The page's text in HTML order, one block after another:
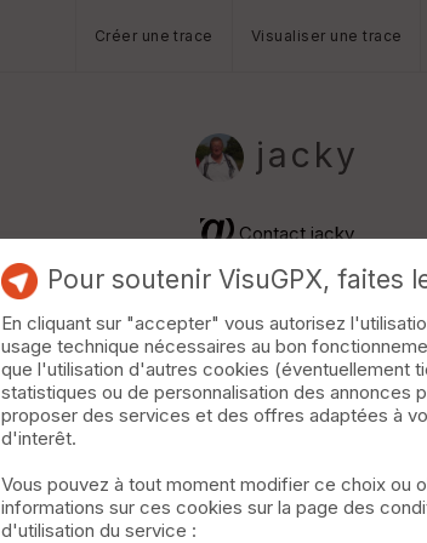
Créer une trace Visualiser une trace
jacky
Contact jacky
Pour soutenir VisuGPX, faites
En cliquant sur "accepter" vous autorisez
usage technique nécessaires au bon
que l'utilisation d'autres cookies (éventuellement
statistiques ou de personnalisation des annonces
proposer des services et des offres adaptées à
d'interêt.
Vous pouvez à tout moment modifier ce choix ou
informations sur ces cookies sur la page des
d'utilisation du service :